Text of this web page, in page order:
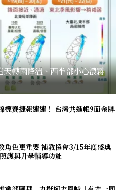
天轉雨降溫、西半部小心濃霧
標賽捷報連連！ 台灣共進帳9面金牌
角色更重要 補教協會3/15年度盛典
護與升學輔導功能